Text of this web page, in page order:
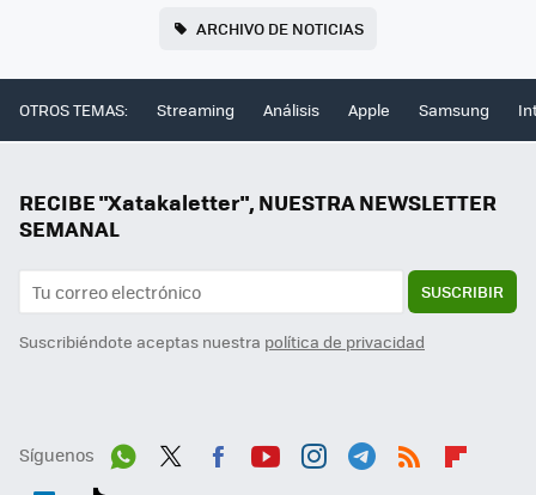
ARCHIVO DE NOTICIAS
OTROS TEMAS: Streaming Análisis Apple Samsung
RECIBE "Xatakaletter", NUESTRA NEWSLETTER
SEMANAL
SUSCRIBIR
Suscribiéndote aceptas nuestra política de privacidad
Síguenos